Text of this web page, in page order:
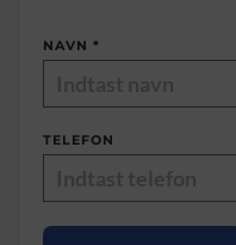
NAVN *
TELEFON